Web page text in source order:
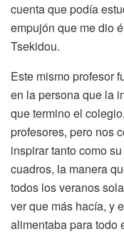
cuenta que podía
empujón que me dio
Tsekidou.
Este mismo profesor
en la persona que la
que termino el
profesores, pero nos
inspirar tanto como
cuadros, la manera
todos los veranos
ver que más hacía, y
alimentaba para todo